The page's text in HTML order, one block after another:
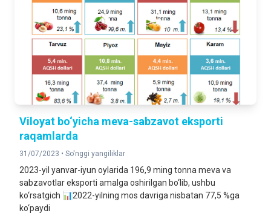
Viloyat bo‘yicha meva-sabzavot eksporti
raqamlarda
31/07/2023 • So'nggi yangiliklar
2023-yil yanvar-iyun oylarida 196,9 ming tonna meva va
sabzavotlar eksporti amalga oshirilgan bo‘lib, ushbu
ko‘rsatgich 📊2022-yilning mos davriga nisbatan 77,5 %ga
ko‘paydi